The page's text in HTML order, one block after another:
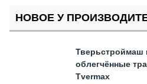
НОВОЕ У
Тверьстроймаш
облегчённые
Tvermax